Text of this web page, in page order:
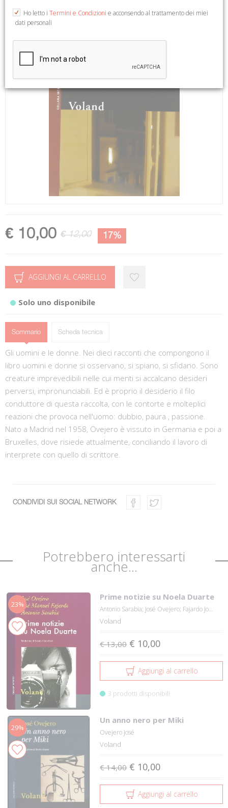
€ 10,00 € 12,00 17%
AGGIUNGI AL CARRELLO
Solo uno disponibile
Sommario Scheda tecnica
Gli uomini e le donne. Nei dieci racconti che compongono il
libro uomini e donne si osservano, si spiano, si sfidano. Sono
creature imprevedibili nelle cui menti si accalcano desideri
perversi, impronunciabili. Ed è proprio il desiderio il filo
conduttore di questa raccolta, con le contorte e molteplici
reazioni che provoca nell'uomo: dubbio, paura , passione.
Nato a Madrid nel 1958, Ovejero è vissuto in Germania e poi a
Bruxelles, dove risiede attualmente, conciliando il lavoro di
interprete con quello di scrittore.
CONDIVIDI SUI SOCIAL NETWORK
Potrebbero interessarti
anche...
23%
Prime notizie su Noela Duarte
Antonio Sarabia; José Ovejero; Fajardo Jo...
Voland
€ 13,00 € 10,00
Aggiungi al carrello
3 prodotti disponibili
29%
Un anno nero per Miki
Ovejero José
Voland
€ 14,00 € 10,00
Aggiungi al carrello
Ho letto i Termini e Condizioni e acconsendo al trattamento dei miei
dati personali